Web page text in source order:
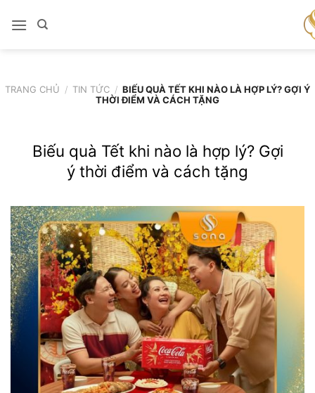
qua
TRANG CHỦ / TIN TỨC / BIẾU QUÀ TẾT KHI NÀO LÀ HỢP LÝ? GỢI Ý
THỜI ĐIỂM VÀ CÁCH TẶNG
Biếu quà Tết khi nào là hợp lý? Gợi
ý thời điểm và cách tặng